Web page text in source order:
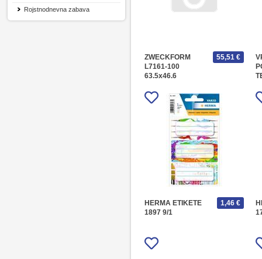
Rojstnodnevna zabava
ZWECKFORM
L7161-100
63.5x46.6
55,51 €
HERMA ETIKETE
1897 9/1
1,46 €